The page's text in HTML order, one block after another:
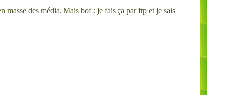
masse des média. Mais bof : je fais ça par ftp et je sais